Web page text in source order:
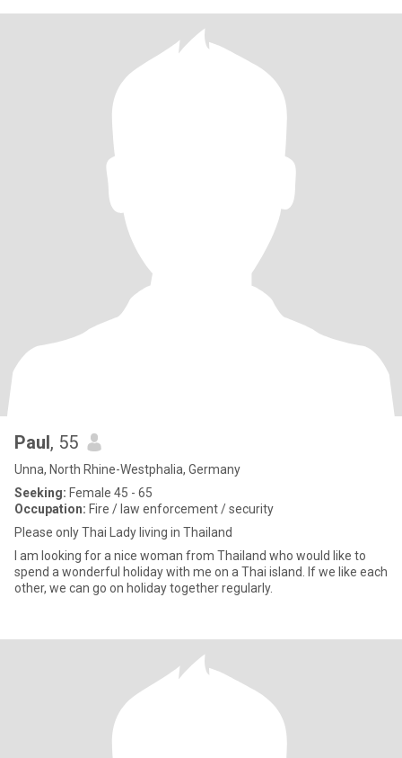
Paul, 55
Unna, North Rhine-Westphalia, Germany
Seeking: Female 45 - 65
Occupation: Fire / law enforcement / security
Please only Thai Lady living in Thailand
I am looking for a nice woman from Thailand who would like to
spend a wonderful holiday with me on a Thai island. If we like each
other, we can go on holiday together regularly.